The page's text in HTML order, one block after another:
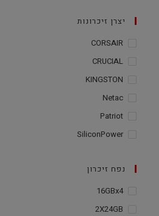
יצרן זיכרונות
CORSAIR
CRUCIAL
KINGSTON
Netac
Patriot
SiliconPower
נפח זיכרון
16GBx4
2X24GB